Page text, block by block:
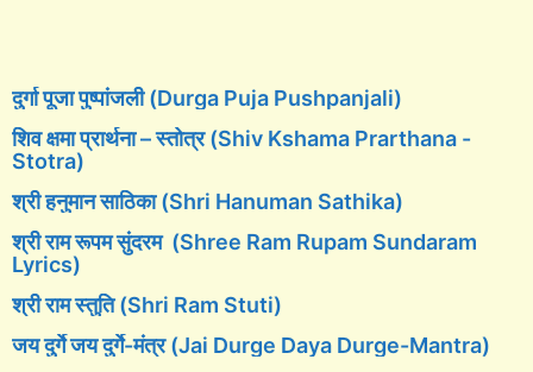
दुर्गा पूजा पुष्पांजली (Durga Puja Pushpanjali)
शिव क्षमा प्रार्थना – स्तोत्र (Shiv Kshama Prarthana -
Stotra)
श्री हनुमान साठिका (Shri Hanuman Sathika)
श्री राम रूपम सुंदरम (Shree Ram Rupam Sundaram
Lyrics)
श्री राम स्तुति (Shri Ram Stuti)
जय दुर्गे जय दुर्गे-मंत्र (Jai Durge Daya Durge-Mantra)